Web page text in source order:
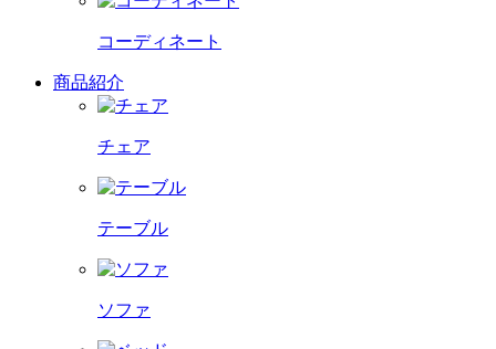
コーディネート
商品紹介
チェア
テーブル
ソファ